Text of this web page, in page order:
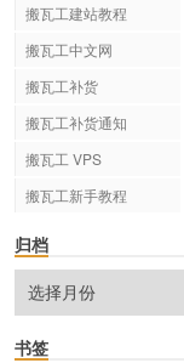
搬瓦工建站教程
搬瓦工中文网
搬瓦工补货
搬瓦工补货通知
搬瓦工 VPS
搬瓦工新手教程
归档
书签